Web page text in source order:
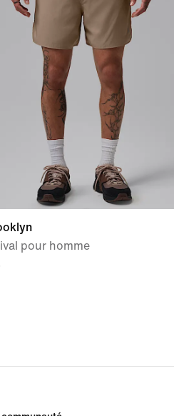
pour homme